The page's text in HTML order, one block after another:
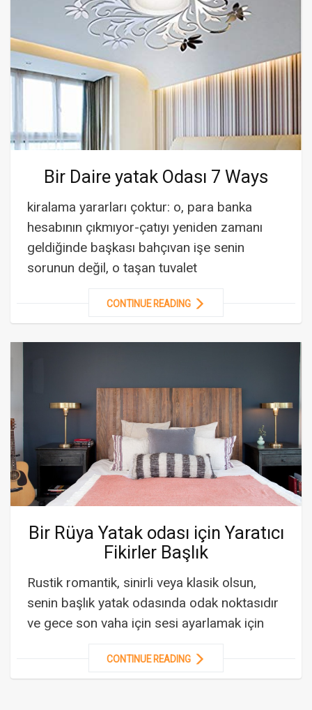
Bir Daire yatak Odası 7 Ways
kiralama yararları çoktur: o, para banka
hesabının çıkmıyor-çatıyı yeniden zamanı
geldiğinde başkası bahçıvan işe senin
sorunun değil, o taşan tuvalet
CONTINUE READING
Bir Rüya Yatak odası için Yaratıcı
Fikirler Başlık
Rustik romantik, sinirli veya klasik olsun,
senin başlık yatak odasında odak noktasıdır
ve gece son vaha için sesi ayarlamak için
CONTINUE READING